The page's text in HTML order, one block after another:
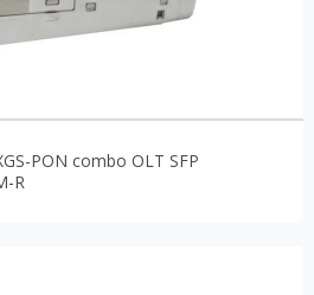
PON combo OLT SFP
R